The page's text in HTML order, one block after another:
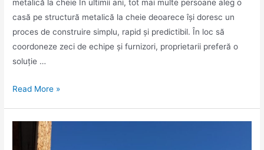
metalică la cheie În ultimii ani, tot mai multe persoane aleg o
casă pe structură metalică la cheie deoarece își doresc un
proces de construire simplu, rapid și predictibil. În loc să
coordoneze zeci de echipe și furnizori, proprietarii preferă o
soluție …
Read More »